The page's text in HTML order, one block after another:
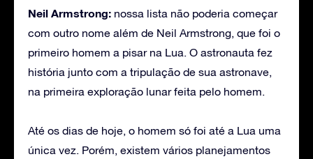
Neil Armstrong: nossa lista não poderia começar
com outro nome além de Neil Armstrong, que foi o
primeiro homem a pisar na Lua. O astronauta fez
história junto com a tripulação de sua astronave,
na primeira exploração lunar feita pelo homem.
Até os dias de hoje, o homem só foi até a Lua uma
única vez. Porém, existem vários planejamentos